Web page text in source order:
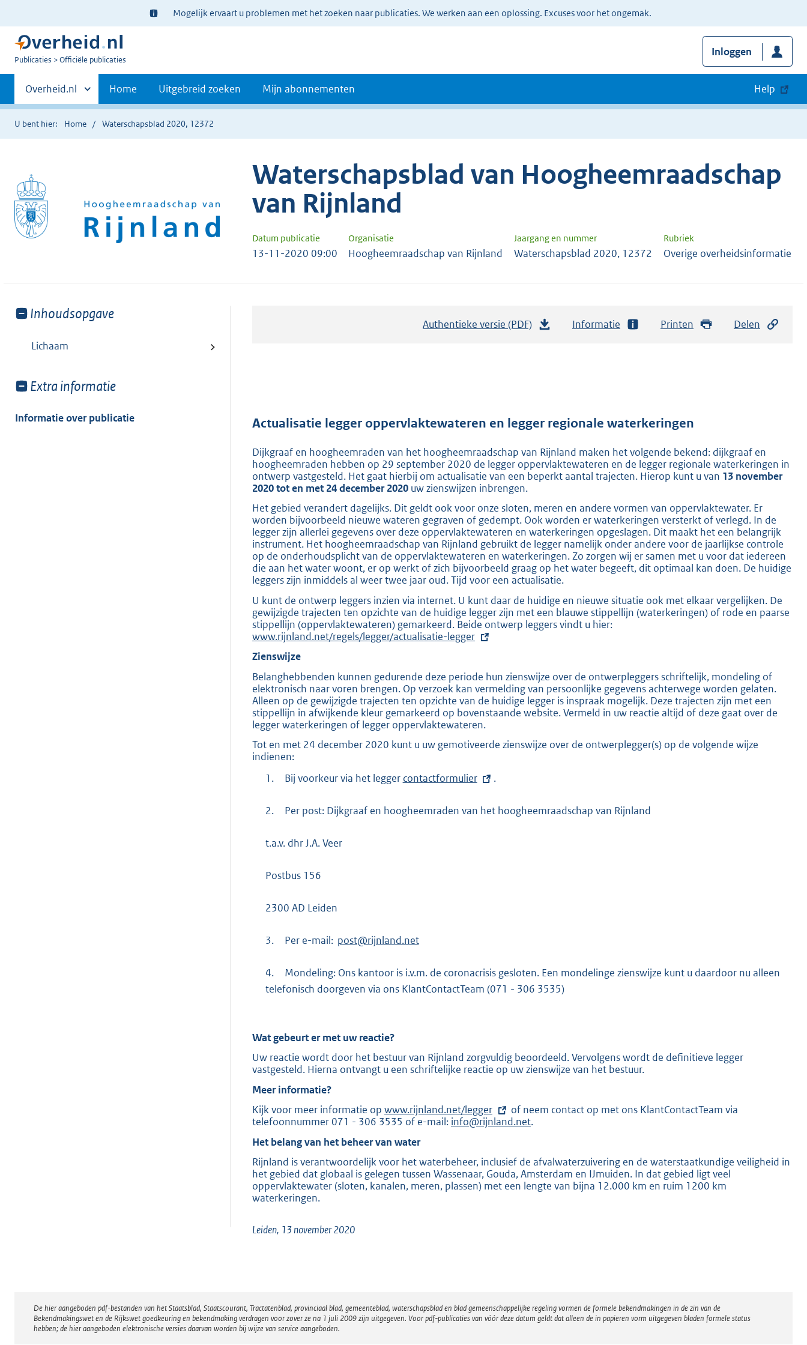
Ter
informatie:
Mogelijk ervaart u problemen met het zoeken naar publicaties. We werken aan een oplossing. Excuses voor het ongemak.
U
Publicaties Officiële publicaties
Inloggen
Primaire
navigatie
Andere
sites
binnen
Overheid.nl Home Uitgebreid zoeken Mijn abonnementen Help
U bent hier: Home Waterschapsblad 2020, 12372
Waterschapsblad van Hoogheemraadschap
van Rijnland
Datum publicatie Organisatie Jaargang en nummer Rubriek
13-11-2020 09:00 Hoogheemraadschap van Rijnland Waterschapsblad 2020, 12372 Overige overheidsinformatie
Toon
van:
Inhoudsopgave
Lichaam
Toon
van:
Extra informatie
Informatie over publicatie
Authentieke versie (PDF)
d
g
r
t
t
e
:
2
8
6
K
Informatie Printen Delen
Actualisatie legger oppervlaktewateren en legger regionale waterkeringen
Dijkgraaf en hoogheemraden van het hoogheemraadschap van Rijnland maken het volgende bekend: dijkgraaf en
hoogheemraden hebben op 29 september 2020 de legger oppervlaktewateren en de legger regionale waterkeringen in
ontwerp vastgesteld. Het gaat hierbij om actualisatie van een beperkt aantal trajecten. Hierop kunt u van 13 november
2020 tot en met 24 december 2020 uw zienswijzen inbrengen.
Het gebied verandert dagelijks. Dit geldt ook voor onze sloten, meren en andere vormen van oppervlaktewater. Er
worden bijvoorbeeld nieuwe wateren gegraven of gedempt. Ook worden er waterkeringen versterkt of verlegd. In de
legger zijn allerlei gegevens over deze oppervlaktewateren en waterkeringen opgeslagen. Dit maakt het een belangrijk
instrument. Het hoogheemraadschap van Rijnland gebruikt de legger namelijk onder andere voor de jaarlijkse controle
op de onderhoudsplicht van de oppervlaktewateren en waterkeringen. Zo zorgen wij er samen met u voor dat iedereen
die aan het water woont, er op werkt of zich bijvoorbeeld graag op het water begeeft, dit optimaal kan doen. De huidige
leggers zijn inmiddels al weer twee jaar oud. Tijd voor een actualisatie.
U kunt de ontwerp leggers inzien via internet. U kunt daar de huidige en nieuwe situatie ook met elkaar vergelijken. De
gewijzigde trajecten ten opzichte van de huidige legger zijn met een blauwe stippellijn (waterkeringen) of rode en paarse
stippellijn (oppervlaktewateren) gemarkeerd. Beide ontwerp leggers vindt u hier:
r
n
e
l
k
www.rijnland.net/regels/legger/actualisatie-legger
Zienswijze
Belanghebbenden kunnen gedurende deze periode hun zienswijze over de ontwerpleggers schriftelijk, mondeling of
elektronisch naar voren brengen. Op verzoek kan vermelding van persoonlijke gegevens achterwege worden gelaten.
Alleen op de gewijzigde trajecten ten opzichte van de huidige legger is inspraak mogelijk. Deze trajecten zijn met een
stippellijn in afwijkende kleur gemarkeerd op bovenstaande website. Vermeld in uw reactie altijd of deze gaat over de
legger waterkeringen of legger oppervlaktewateren.
Tot en met 24 december 2020 kunt u uw gemotiveerde zienswijze over de ontwerplegger(s) op de volgende wijze
indienen:
1.
Bij voorkeur via het legger E
t
k
contactformulier .
2. Per post: Dijkgraaf en hoogheemraden van het hoogheemraadschap van Rijnland
t.a.v. dhr J.A. Veer
Postbus 156
2300 AD Leiden
3. Per e-mail: post@rijnland.net
4.
Mondeling: Ons kantoor is i.v.m. de coronacrisis gesloten. Een mondelinge zienswijze kunt u daardoor nu alleen
telefonisch doorgeven via ons KlantContactTeam (071 - 306 3535)
Wat gebeurt er met uw reactie?
Uw reactie wordt door het bestuur van Rijnland zorgvuldig beoordeeld. Vervolgens wordt de definitieve legger
vastgesteld. Hierna ontvangt u een schriftelijke reactie op uw zienswijze van het bestuur.
Meer informatie?
Kijk voor meer informatie op E
x
e
r
n
e
l
www.rijnland.net/legger
of neem contact op met ons KlantContactTeam via
telefoonnummer 071 - 306 3535 of e-mail: info@rijnland.net.
Het belang van het beheer van water
Rijnland is verantwoordelijk voor het waterbeheer, inclusief de afvalwaterzuivering en de waterstaatkundige veiligheid in
het gebied dat globaal is gelegen tussen Wassenaar, Gouda, Amsterdam en IJmuiden. In dat gebied ligt veel
oppervlaktewater (sloten, kanalen, meren, plassen) met een lengte van bijna 12.000 km en ruim 1200 km
waterkeringen.
Leiden, 13 november 2020
Disclaimer
De hier aangeboden pdf-bestanden van het Staatsblad, Staatscourant, Tractatenblad, provinciaal blad, gemeenteblad, waterschapsblad en blad gemeenschappelijke regeling vormen de formele bekendmakingen in de zin van de
Bekendmakingswet en de Rijkswet goedkeuring en bekendmaking verdragen voor zover ze na 1 juli 2009 zijn uitgegeven. Voor pdf-publicaties van vóór deze datum geldt dat alleen de in papieren vorm uitgegeven bladen formele status
hebben; de hier aangeboden elektronische versies daarvan worden bij wijze van service aangeboden.